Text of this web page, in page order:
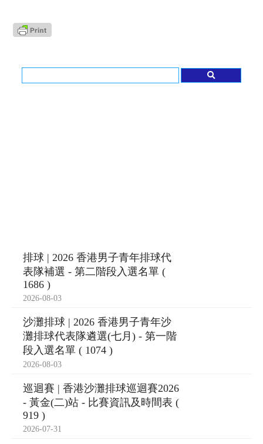
排球 | 2026 香港男子青年排球代
表隊補選 - 第二階段入選名單 (
1686 )
2026-08-03
沙灘排球 | 2026 香港男子青年沙
灘排球代表隊遴選(七月) - 第一階
段入選名單 ( 1074 )
2026-08-03
巡迴賽 | 香港沙灘排球巡迴賽2026
- 黃金(二)站 - 比賽資訊及時間表 (
919 )
2026-07-31